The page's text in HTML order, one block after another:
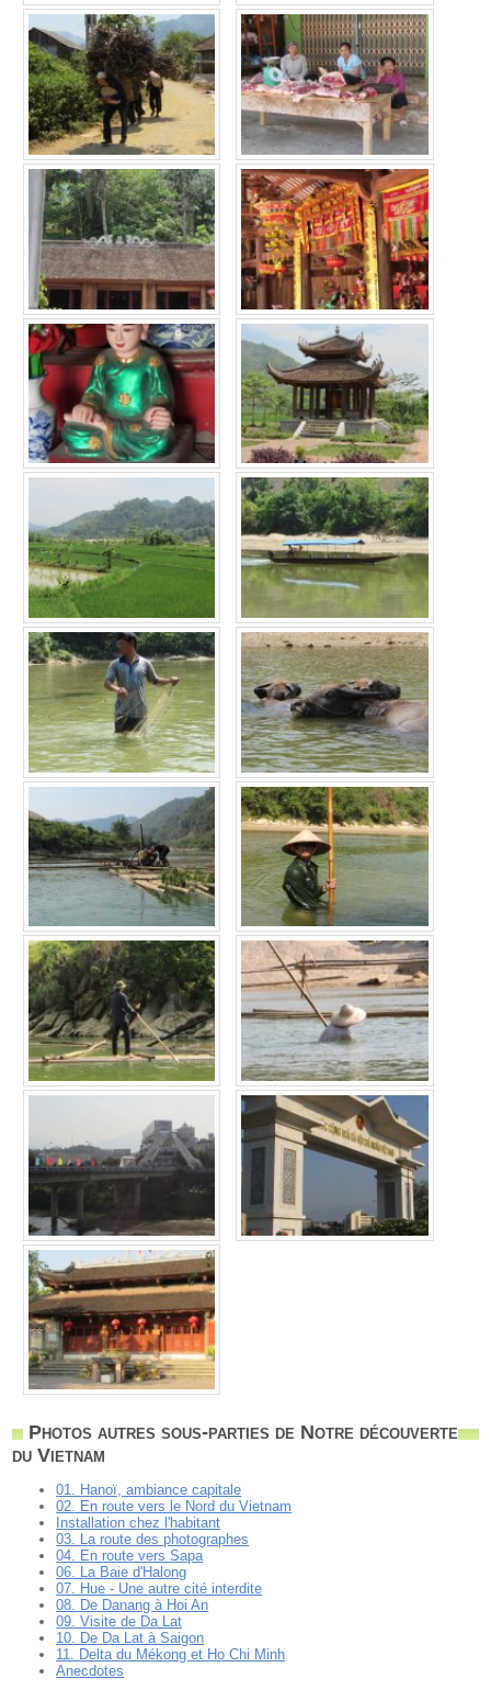
Photos autres sous-parties de Notre découverte
du Vietnam
01. Hanoï, ambiance capitale
02. En route vers le Nord du Vietnam
Installation chez l'habitant
03. La route des photographes
04. En route vers Sapa
06. La Baie d'Halong
07. Hue - Une autre cité interdite
08. De Danang à Hoi An
09. Visite de Da Lat
10. De Da Lat à Saigon
11. Delta du Mékong et Ho Chi Minh
Anecdotes